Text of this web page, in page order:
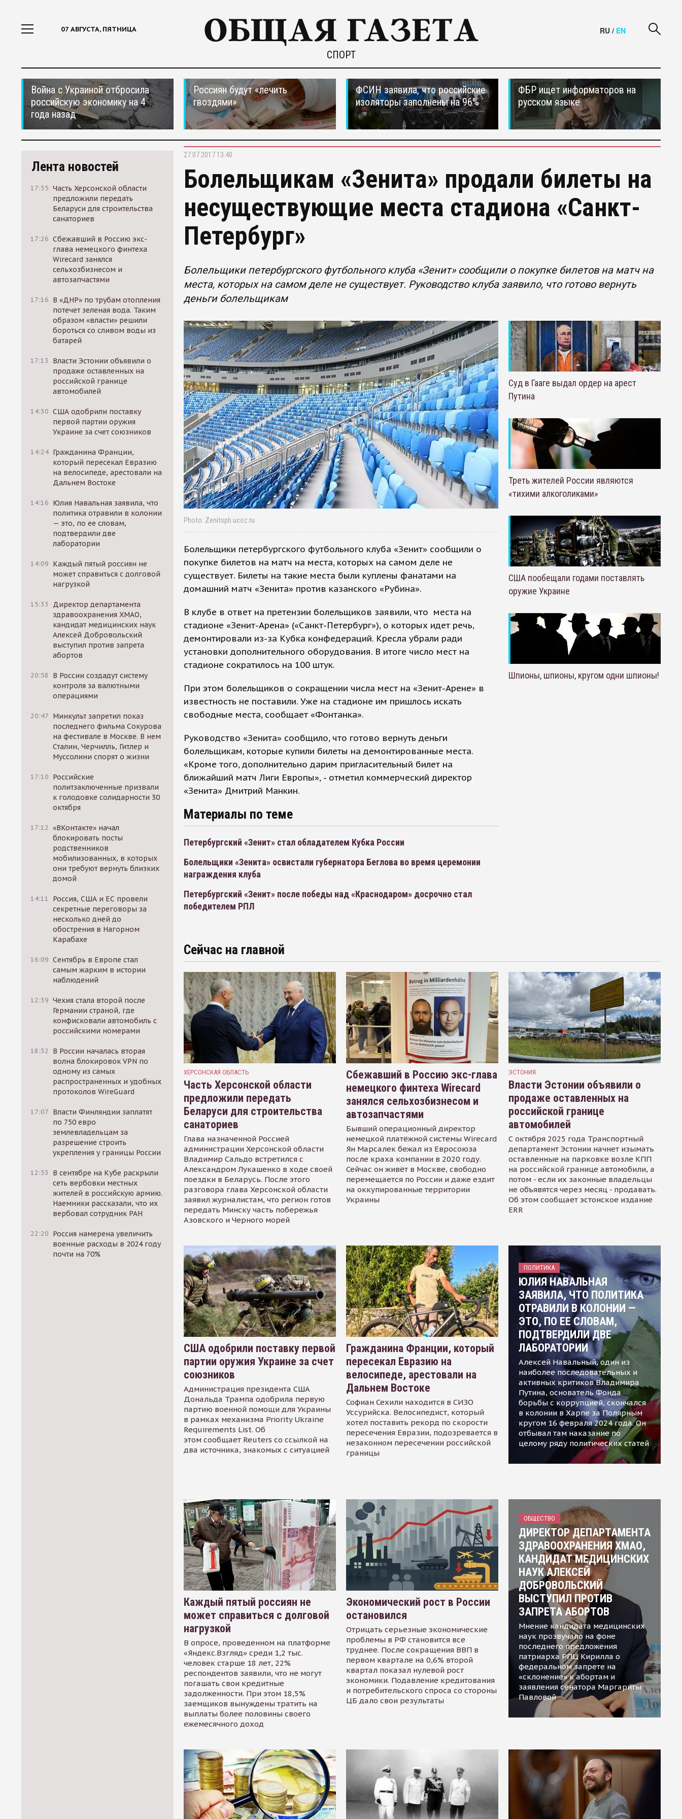
07 АВГУСТА, ПЯТНИЦА
СПОРТ
RU / EN
Война с Украиной отбросила
российскую экономику на 4
года назад
Россиян будут «лечить
гвоздями»
ФСИН заявила, что российские
изоляторы заполнены на 96%
ФБР ищет информаторов на
русском языке
Лента новостей
17:35 Часть Херсонской области
предложили передать
Беларуси для строительства
санаториев
17:26 Сбежавший в Россию экс-
глава немецкого финтеха
Wirecard занялся
сельхозбизнесом и
автозапчастями
17:16 В «ДНР» по трубам отопления
потечет зеленая вода. Таким
образом «власти» решили
бороться со сливом воды из
батарей
17:13
Власти Эстонии объявили о
продаже оставленных на
российской границе
автомобилей
14:30 США одобрили поставку
первой партии оружия
Украине за счет союзников
14:24 Гражданина Франции,
который пересекал Евразию
на велосипеде, арестовали на
Дальнем Востоке
14:16 Юлия Навальная заявила, что
политика отравили в колонии
— это, по ее словам,
подтвердили две
лаборатории
14:09 Каждый пятый россиян не
может справиться с долговой
нагрузкой
15:33
Директор департамента
здравоохранения ХМАО,
кандидат медицинских наук
Алексей Добровольский
выступил против запрета
абортов
20:58
В России создадут систему
контроля за валютными
операциями
20:47 Минкульт запретил показ
последнего фильма Сокурова
на фестивале в Москве. В нем
Сталин, Черчилль, Гитлер и
Муссолини спорят о жизни
17:10 Российские
политзаключенные призвали
к голодовке солидарности 30
октября
17:12 «ВКонтакте» начал
блокировать посты
родственников
мобилизованных, в которых
они требуют вернуть близких
домой
14:11
Россия, США и ЕС провели
секретные переговоры за
несколько дней до
обострения в Нагорном
Карабахе
16:09 Сентябрь в Европе стал
самым жарким в истории
наблюдений
12:39 Чехия стала второй после
Германии страной, где
конфисковали автомобиль с
российскими номерами
18:32
В России началась вторая
волна блокировок VPN по
одному из самых
распространенных и удобных
протоколов WireGuard
17:07 Власти Финляндии заплатят
по 750 евро
землевладельцам за
разрешение строить
укрепления у границы России
12:53
В сентябре на Кубе раскрыли
сеть вербовки местных
жителей в российскую армию.
Наемники рассказали, что их
вербовал сотрудник РАН
22:20 Россия намерена увеличить
военные расходы в 2024 году
почти на 70%
27.07.2017 13:40
Болельщикам «Зенита» продали билеты на
несуществующие места стадиона «Санкт-
Петербург»
Болельщики петербургского футбольного клуба «Зенит» сообщили о покупке билетов на матч на
места, которых на самом деле не существует. Руководство клуба заявило, что готово вернуть
деньги болельщикам
Photo: Zenitspb.ucoz.ru
Болельщики петербургского футбольного клуба «Зенит» сообщили о
покупке билетов на матч на места, которых на самом деле не
существует. Билеты на такие места были куплены фанатами на
домашний матч «Зенита» против казанского «Рубина».
В клубе в ответ на претензии болельщиков заявили, что места на
стадионе «Зенит-Арена» («Санкт-Петербург»), о которых идет речь,
демонтировали из-за Кубка конфедераций. Кресла убрали ради
установки дополнительного оборудования. В итоге число мест на
стадионе сократилось на 100 штук.
При этом болельщиков о сокращении числа мест на «Зенит-Арене» в
известность не поставили. Уже на стадионе им пришлось искать
свободные места, сообщает «Фонтанка».
Руководство «Зенита» сообщило, что готово вернуть деньги
болельщикам, которые купили билеты на демонтированные места.
«Кроме того, дополнительно дарим пригласительный билет на
ближайший матч Лиги Европы», - отметил коммерческий директор
«Зенита» Дмитрий Манкин.
Материалы по теме
Петербургский «Зенит» стал обладателем Кубка России
Болельщики «Зенита» освистали губернатора Беглова во время церемонии
награждения клуба
Петербургский «Зенит» после победы над «Краснодаром» досрочно стал
победителем РПЛ
Суд в Гааге выдал ордер на арест
Путина
Треть жителей России являются
«тихими алкоголиками»
США пообещали годами поставлять
оружие Украине
Шпионы, шпионы, кругом одни шпионы!
Сейчас на главной
ХЕРСОНСКАЯ ОБЛАСТЬ
Часть Херсонской области
предложили передать
Беларуси для строительства
санаториев
Глава назначенной Россией
администрации Херсонской области
Владимир Сальдо встретился с
Александром Лукашенко в ходе своей
поездки в Беларусь. После этого
разговора глава Херсонской области
заявил журналистам, что регион готов
передать Минску часть побережья
Азовского и Черного морей
Сбежавший в Россию экс-глава
немецкого финтеха Wirecard
занялся сельхозбизнесом и
автозапчастями
Бывший операционный директор
немецкой платёжной системы Wirecard
Ян Марсалек бежал из Евросоюза
после краха компании в 2020 году.
Сейчас он живёт в Москве, свободно
перемещается по России и даже ездит
на оккупированные территории
Украины
ЭСТОНИЯ
Власти Эстонии объявили о
продаже оставленных на
российской границе
автомобилей
С октября 2025 года Транспортный
департамент Эстонии начнет изымать
оставленные на парковке возле КПП
на российской границе автомобили, а
потом - если их законные владельцы
не объявятся через месяц - продавать.
Об этом сообщает эстонское издание
ERR
США одобрили поставку первой
партии оружия Украине за счет
союзников
Администрация президента США
Дональда Трампа одобрила первую
партию военной помощи для Украины
в рамках механизма Priority Ukraine
Requirements List. Об
этом сообщает Reuters со ссылкой на
два источника, знакомых с ситуацией
Гражданина Франции, который
пересекал Евразию на
велосипеде, арестовали на
Дальнем Востоке
Софиан Сехили находится в СИЗО
Уссурийска. Велосипедист, который
хотел поставить рекорд по скорости
пересечения Евразии, подозревается в
незаконном пересечении российской
границы
ПОЛИТИКА
ЮЛИЯ НАВАЛЬНАЯ
ЗАЯВИЛА, ЧТО ПОЛИТИКА
ОТРАВИЛИ В КОЛОНИИ —
ЭТО, ПО ЕЕ СЛОВАМ,
ПОДТВЕРДИЛИ ДВЕ
ЛАБОРАТОРИИ
Алексей Навальный, один из
наиболее последовательных и
активных критиков Владимира
Путина, основатель Фонда
борьбы с коррупцией, скончался
в колонии в Харпе за Полярным
кругом 16 февраля 2024 года. Он
отбывал там наказание по
целому ряду политических статей
Каждый пятый россиян не
может справиться с долговой
нагрузкой
В опросе, проведенном на платформе
«Яндекс.Взгляд» среди 1,2 тыс.
человек старше 18 лет, 22%
респондентов заявили, что не могут
погашать свои кредитные
задолженности. При этом 18,5%
заемщиков вынуждены тратить на
выплаты более половины своего
ежемесячного доход
Экономический рост в России
остановился
Отрицать серьезные экономические
проблемы в РФ становится все
труднее. После сокращения ВВП в
первом квартале на 0,6% второй
квартал показал нулевой рост
экономики. Подавление кредитования
и потребительского спроса со стороны
ЦБ дало свои результаты
ОБЩЕСТВО
ДИРЕКТОР ДЕПАРТАМЕНТА
ЗДРАВООХРАНЕНИЯ ХМАО,
КАНДИДАТ МЕДИЦИНСКИХ
НАУК АЛЕКСЕЙ
ДОБРОВОЛЬСКИЙ
ВЫСТУПИЛ ПРОТИВ
ЗАПРЕТА АБОРТОВ
Мнение кандидата медицинских
наук прозвучало на фоне
последнего предложения
патриарха РПЦ Кирилла о
федеральном запрете на
«склонение» к абортам и
заявления сенатора Маргариты
Павловой